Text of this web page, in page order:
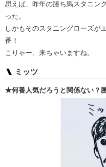
思えば、昨年の勝ち馬スタニン
った。
しかもそのスタニングローズが
番！
こりゃー、来ちゃいますね。
ミッツ
★何番人気だろうと関係ない？